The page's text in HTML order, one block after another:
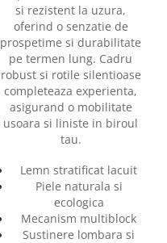
si rezistent la uzura,
oferind o senzatie de
prospetime si durabilitate
pe termen lung. Cadru
robust si rotile silentioase
completeaza experienta,
asigurand o mobilitate
usoara si liniste in biroul
tau.
Lemn stratificat lacuit
Piele naturala si
ecologica
Mecanism multiblock
Sustinere lombara si